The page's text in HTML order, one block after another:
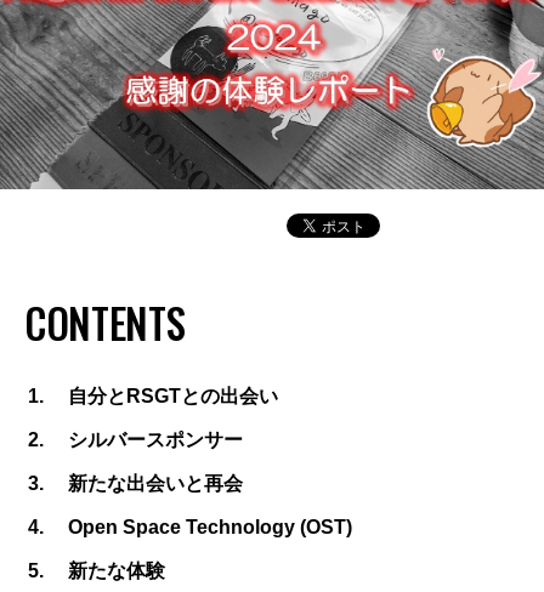
CONTENTS
自分とRSGTとの出会い
シルバースポンサー
新たな出会いと再会
Open Space Technology (OST)
新たな体験